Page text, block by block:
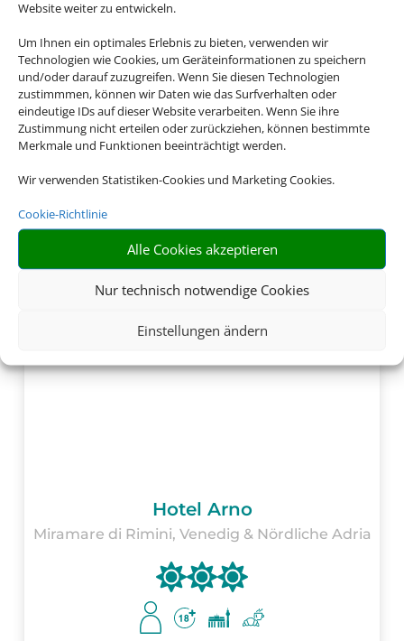
Website weiter zu entwickeln.
Um Ihnen ein optimales Erlebnis zu bieten, verwenden wir
Technologien wie Cookies, um Geräteinformationen zu speichern
und/oder darauf zuzugreifen. Wenn Sie diesen Technologien
zustimmmen, können wir Daten wie das Surfverhalten oder
eindeutige IDs auf dieser Website verarbeiten. Wenn Sie ihre
Zustimmung nicht erteilen oder zurückziehen, können bestimmte
Merkmale und Funktionen beeinträchtigt werden.
Wir verwenden Statistiken-Cookies und Marketing Cookies.
Cookie-Richtlinie
Alle Cookies akzeptieren
Nur technisch notwendige Cookies
Einstellungen ändern
Buchen Sie jetzt ganz
entspannt Ihren
Italienurlaub
Hotel Arno
Miramare di Rimini, Venedig & Nördliche Adria